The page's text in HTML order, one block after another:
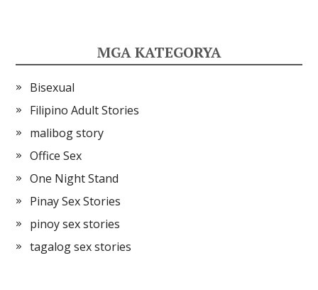
MGA KATEGORYA
Bisexual
Filipino Adult Stories
malibog story
Office Sex
One Night Stand
Pinay Sex Stories
pinoy sex stories
tagalog sex stories